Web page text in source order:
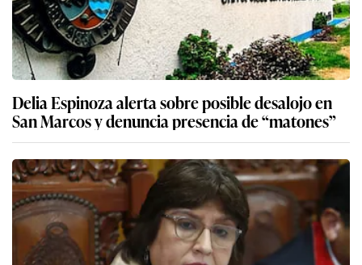
Delia Espinoza alerta sobre posible desalojo en
San Marcos y denuncia presencia de “matones”